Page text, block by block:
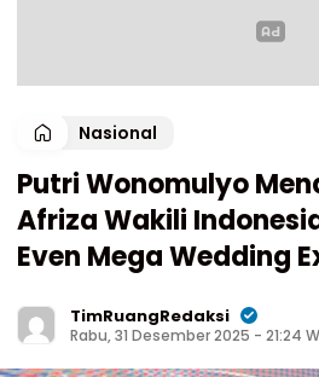
Nasional
Putri Wonomulyo
Afriza Wakili
Even Mega Wedding
TimRuangRedaksi
Rabu, 31 Desember 2025 - 21:24